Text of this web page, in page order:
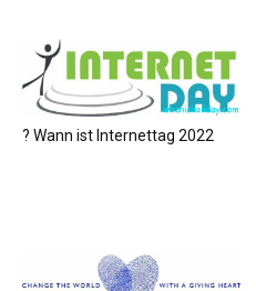
? Wann ist Internettag 2022